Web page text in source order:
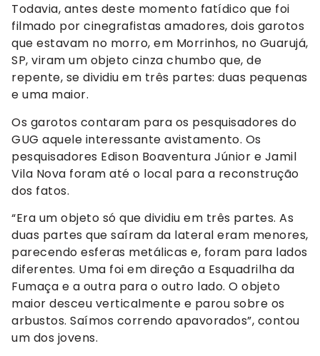
Todavia, antes deste momento fatídico que foi
filmado por cinegrafistas amadores, dois garotos
que estavam no morro, em Morrinhos, no Guarujá,
SP, viram um objeto cinza chumbo que, de
repente, se dividiu em três partes: duas pequenas
e uma maior.
Os garotos contaram para os pesquisadores do
GUG aquele interessante avistamento. Os
pesquisadores Edison Boaventura Júnior e Jamil
Vila Nova foram até o local para a reconstrução
dos fatos.
“Era um objeto só que dividiu em três partes. As
duas partes que saíram da lateral eram menores,
parecendo esferas metálicas e, foram para lados
diferentes. Uma foi em direção a Esquadrilha da
Fumaça e a outra para o outro lado. O objeto
maior desceu verticalmente e parou sobre os
arbustos. Saímos correndo apavorados”, contou
um dos jovens.